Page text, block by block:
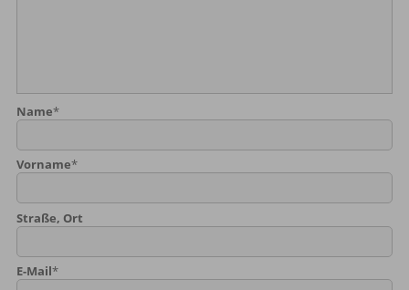
Name*
Vorname*
Straße, Ort
E-Mail*